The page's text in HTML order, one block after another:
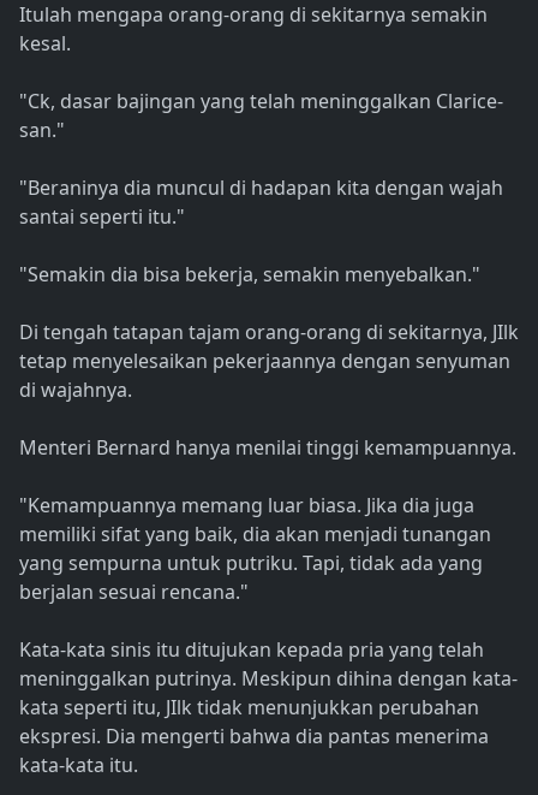
Itulah mengapa orang-orang di sekitarnya semakin
kesal.
"Ck, dasar bajingan yang telah meninggalkan Clarice-
san."
"Beraninya dia muncul di hadapan kita dengan wajah
santai seperti itu."
"Semakin dia bisa bekerja, semakin menyebalkan."
Di tengah tatapan tajam orang-orang di sekitarnya, JIlk
tetap menyelesaikan pekerjaannya dengan senyuman
di wajahnya.
Menteri Bernard hanya menilai tinggi kemampuannya.
"Kemampuannya memang luar biasa. Jika dia juga
memiliki sifat yang baik, dia akan menjadi tunangan
yang sempurna untuk putriku. Tapi, tidak ada yang
berjalan sesuai rencana."
Kata-kata sinis itu ditujukan kepada pria yang telah
meninggalkan putrinya. Meskipun dihina dengan kata-
kata seperti itu, JIlk tidak menunjukkan perubahan
ekspresi. Dia mengerti bahwa dia pantas menerima
kata-kata itu.